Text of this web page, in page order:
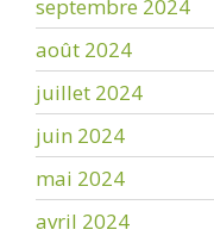
septembre 2024
août 2024
juillet 2024
juin 2024
mai 2024
avril 2024